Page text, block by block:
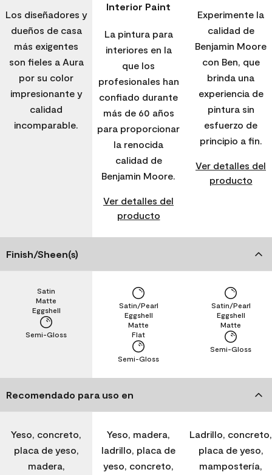
Los diseñadores y
dueños de casa
más exigentes
son fieles a Aura
por su color
impresionante y
calidad
incomparable.
Interior Paint
La pintura para
interiores en la
que los
profesionales han
confiado durante
más de 60 años
para proporcionar
la renocida
calidad de
Benjamin Moore.
Ver detalles del
producto
Experimente la
calidad de
Benjamin Moore
con Ben, que
brinda una
experiencia de
pintura sin
esfuerzo de
principio a fin.
Ver detalles del
producto
Finish/Sheen(s)
Semi-Gloss
Eggshell
Matte
Satin
Semi-Gloss
Flat
Matte
Eggshell
Satin/Pearl
Semi-Gloss
Matte
Eggshell
Satin/Pearl
Recomendado para uso en
Yeso, concreto,
placa de yeso,
madera,
Yeso, madera,
ladrillo, placa de
yeso, concreto,
Ladrillo, concreto,
placa de yeso,
mampostería,